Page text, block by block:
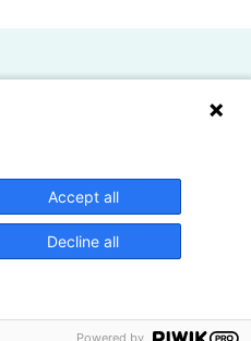
Accept all
Decline all
Powered by